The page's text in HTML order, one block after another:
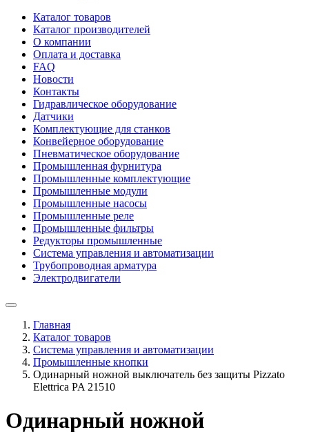
Каталог товаров
Каталог производителей
О компании
Оплата и доставка
FAQ
Новости
Контакты
Гидравлическое оборудование
Датчики
Комплектующие для станков
Конвейерное оборудование
Пневматическое оборудование
Промышленная фурнитура
Промышленные комплектующие
Промышленные модули
Промышленные насосы
Промышленные реле
Промышленные фильтры
Редукторы промышленные
Система управления и автоматизации
Трубопроводная арматура
Электродвигатели
Главная
Каталог товаров
Система управления и автоматизации
Промышленные кнопки
Одинарный ножной выключатель без защиты Pizzato
Elettrica PA 21510
Одинарный ножной